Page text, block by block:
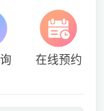
在线预约